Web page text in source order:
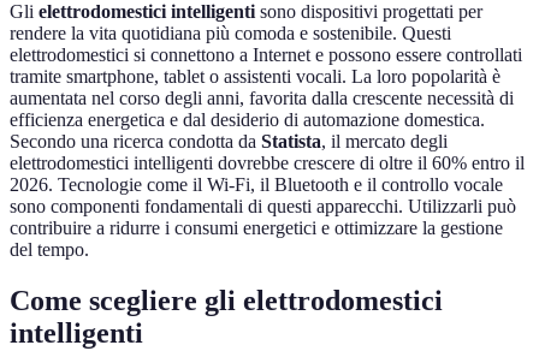
Gli elettrodomestici intelligenti sono dispositivi progettati per
rendere la vita quotidiana più comoda e sostenibile. Questi
elettrodomestici si connettono a Internet e possono essere controllati
tramite smartphone, tablet o assistenti vocali. La loro popolarità è
aumentata nel corso degli anni, favorita dalla crescente necessità di
efficienza energetica e dal desiderio di automazione domestica.
Secondo una ricerca condotta da Statista, il mercato degli
elettrodomestici intelligenti dovrebbe crescere di oltre il 60% entro il
2026. Tecnologie come il Wi-Fi, il Bluetooth e il controllo vocale
sono componenti fondamentali di questi apparecchi. Utilizzarli può
contribuire a ridurre i consumi energetici e ottimizzare la gestione
del tempo.
Come scegliere gli elettrodomestici
intelligenti